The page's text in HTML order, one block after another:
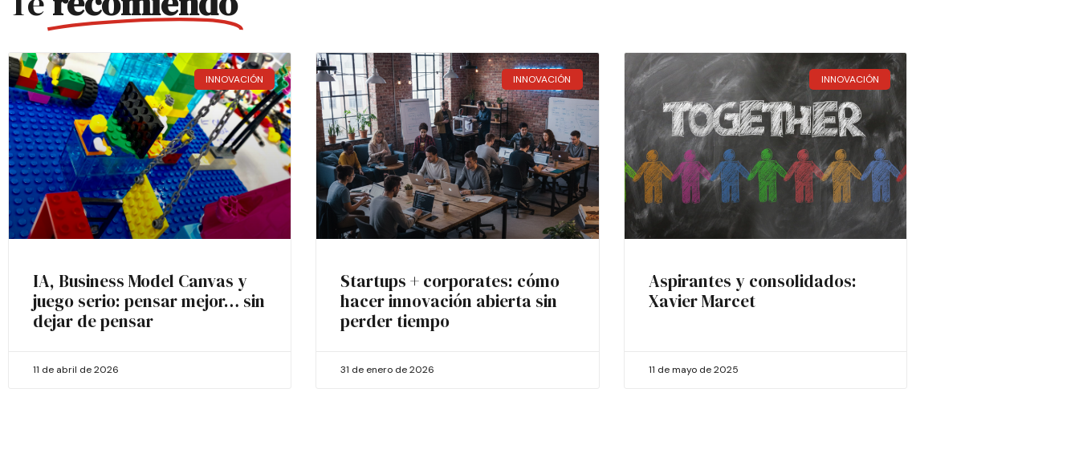
INNOVACIÓN
IA, Business Model Canvas y
juego serio: pensar mejor… sin
dejar de pensar
11 de abril de 2026
INNOVACIÓN
Startups + corporates: cómo
hacer innovación abierta sin
perder tiempo
31 de enero de 2026
INNOVACIÓN
Aspirantes y consolidados:
Xavier Marcet
11 de mayo de 2025